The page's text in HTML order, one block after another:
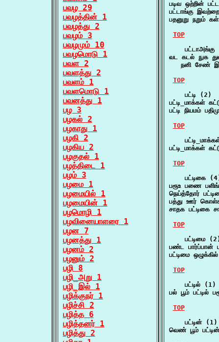
பவழ 29
பவழத்தின் 1
பவழத்து 2
பவழம் 3
பவழமும் 10
பவழமொடு 1
பவள 2
பவளத்து 2
பவளம் 1
பவளமொடு 1
பவனத்து 1
பழ 3
பழகல் 2
பழகாது 1
பழகி 2
பழகிய 2
பழகுதல் 1
பழத்திடை 1
பழம் 3
பழமை 1
பழமையில் 1
பழமையின் 1
பழமொழி 1
பழவினையாளரை 1
பழன 7
பழனத்து 1
பழனம் 2
பழனும் 2
பழி 8
பழி_அறு 1
பழி_இல் 1
பழிக்குநர் 1
பழிச்சி 2
பழித்த 6
பழித்தனர் 1
பழித்து 2
படிவ ஒற்றின்
பட்டாங்கு
பதனுறு நறும்
TOP
பட்டாஅங்கு
வட கடல் நுக
நனி சேண்
TOP
    பட்டி (2)
பட்டி_மாக்கள்
பட்டி நியமம்
TOP
பட்டி_மாக்கள்
TOP
பட்டிகை
பரூஉ பணை
நெய்த்தோர்
பத்து ஊர்
சாதக
TOP
பட்டிமை
பண்ட பார்ப்பான்
பட்டிமை
TOP
    பட்டில் (1)
பல் பூம் பட்டில்
TOP
    பட்டின் (1)
வெண் பூம்